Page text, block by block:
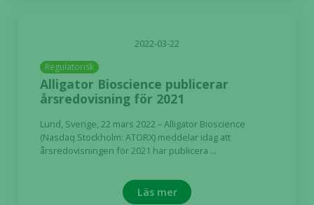
2022-03-22
Regulatorisk
Alligator Bioscience publicerar
årsredovisning för 2021
Lund, Sverige, 22 mars 2022 – Alligator Bioscience
(Nasdaq Stockholm: ATORX) meddelar idag att
årsredovisningen för 2021 har publicera ...
Läs mer